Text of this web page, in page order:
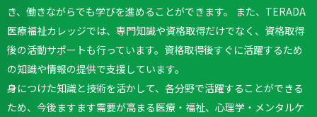
き、働きながらでも学びを進めることができます。
また、TERADA
医療福祉カレッジでは、専門知識や資格取得だけでなく、資格取得
後の活動サポートも行っています。 資格取得後すぐに活躍するため
の知識や情報の提供で支援しています。
身につけた知識と技術を活かして、各分野で活躍することができる
ため、今後ますます需要が高まる医療・福祉、心理学・メンタルケ